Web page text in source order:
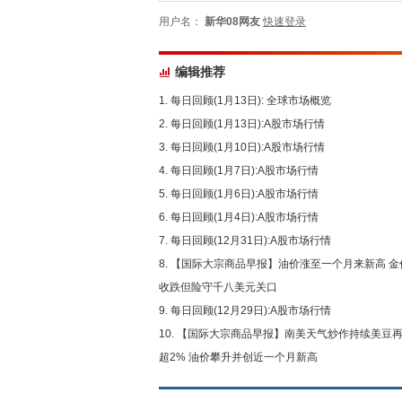
用户名： 新华08网友 快速登录
编辑推荐
每日回顾(1月13日): 全球市场概览
每日回顾(1月13日):A股市场行情
每日回顾(1月10日):A股市场行情
每日回顾(1月7日):A股市场行情
每日回顾(1月6日):A股市场行情
每日回顾(1月4日):A股市场行情
每日回顾(12月31日):A股市场行情
【国际大宗商品早报】油价涨至一个月来新高 金
收跌但险守千八美元关口
每日回顾(12月29日):A股市场行情
【国际大宗商品早报】南美天气炒作持续美豆
超2% 油价攀升并创近一个月新高